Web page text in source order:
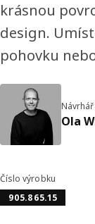
krásnou
design.
pohovku
Návrhář
Ola
Číslo výrobku
905.865.15